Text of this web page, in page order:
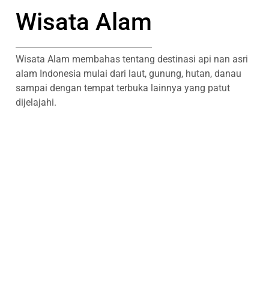
Wisata Alam
Wisata Alam membahas tentang destinasi api nan asri
alam Indonesia mulai dari laut, gunung, hutan, danau
sampai dengan tempat terbuka lainnya yang patut
dijelajahi.